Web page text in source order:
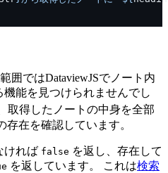
囲ではDataviewJSでノート内
能を見つけられませんでし
取得したノートの中身を全部
在を確認しています。
ければ false を返し、存在して
を返しています。 これは検索